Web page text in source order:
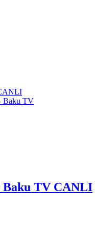
- Baku TV
Baku TV CANLI